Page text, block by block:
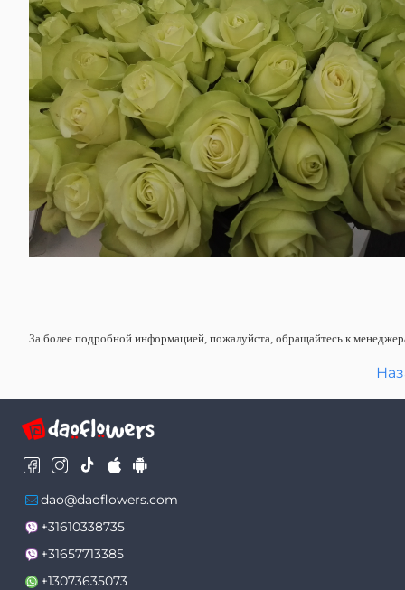
За более подробной информацией, пожалуйста, обращайтесь к
dao@daoflowers.com
+31610338735
+31657713385
+13073635073